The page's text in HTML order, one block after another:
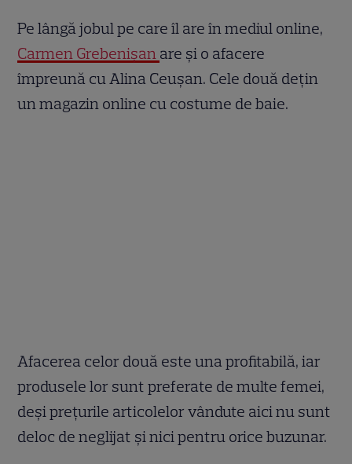
Pe lângă jobul pe care îl are în mediul online,
Carmen Grebenișan are și o afacere
împreună cu Alina Ceușan. Cele două dețin
un magazin online cu costume de baie.
Afacerea celor două este una profitabilă, iar
produsele lor sunt preferate de multe femei,
deși prețurile articolelor vândute aici nu sunt
deloc de neglijat și nici pentru orice buzunar.